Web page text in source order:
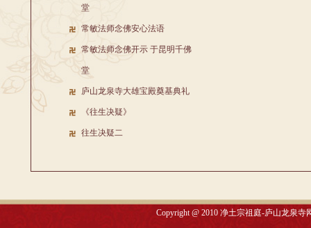
堂
常敏法师念佛安心法语
常敏法师念佛开示 于昆明千佛
堂
庐山龙泉寺大雄宝殿奠基典礼
《往生决疑》
往生决疑二
Copyright @ 2010净土宗祖庭-庐山龙泉寺